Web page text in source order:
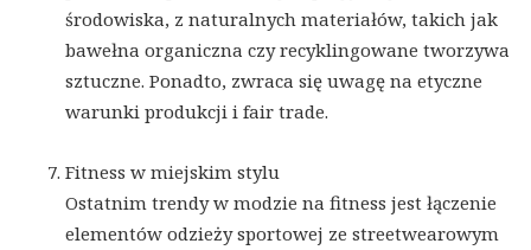
środowiska, z naturalnych materiałów, takich jak
bawełna organiczna czy recyklingowane tworzywa
sztuczne. Ponadto, zwraca się uwagę na etyczne
warunki produkcji i fair trade.
Fitness w miejskim stylu
Ostatnim trendy w modzie na fitness jest łączenie
elementów odzieży sportowej ze streetwearowym